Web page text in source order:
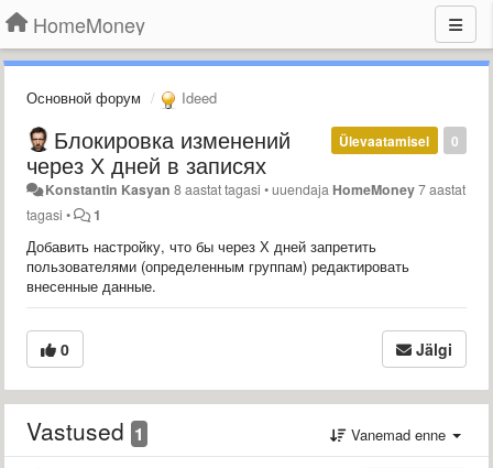
HomeMoney
Основной форум Ideed
0
Ülevaatamisel
Блокировка изменений
через Х дней в записях
Konstantin Kasyan 8 aastat tagasi •uuendaja HomeMoney7 aastat
tagasi • 1
Добавить настройку, что бы через Х дней запретить
пользователями (определенным группам) редактировать
внесенные данные.
0 Jälgi
Vastused 1 Vanemad enne